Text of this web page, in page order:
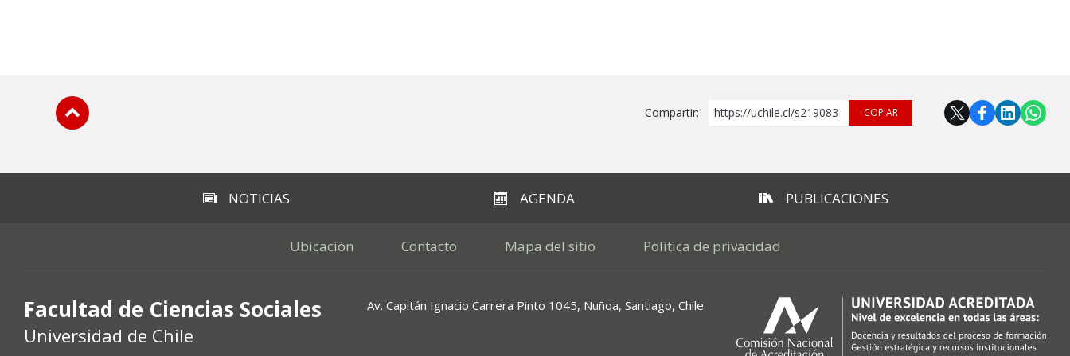
Compartir: https://uchile.cl/s219083 COPIAR
NOTICIAS AGENDA PUBLICACIONES
Ubicación Contacto Mapa del sitio Política de privacidad
Facultad de Ciencias Sociales
Universidad de Chile
Av. Capitán Ignacio Carrera Pinto 1045, Ñuñoa, Santiago, Chile